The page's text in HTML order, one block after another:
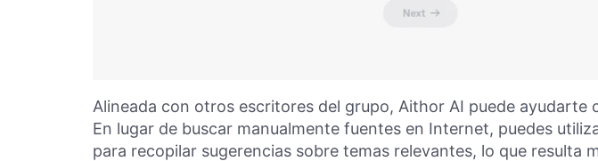
Alineada con otros escritores del grupo, Aithor AI puede ayudarte
En lugar de buscar manualmente fuentes en Internet, puedes
para recopilar sugerencias sobre temas relevantes, lo que resulta